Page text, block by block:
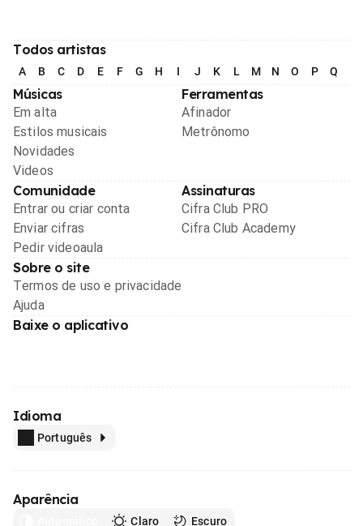
Todos artistas
A B C D E F G H I J K L M N O P Q
Músicas
Em alta
Estilos musicais
Novidades
Videos
Ferramentas
Afinador
Metrônomo
Comunidade
Entrar ou criar conta
Enviar cifras
Pedir videoaula
Assinaturas
Cifra Club PRO
Cifra Club Academy
Sobre o site
Termos de uso e privacidade
Ajuda
Baixe o aplicativo
Idioma
Português
Aparência
Claro Escuro